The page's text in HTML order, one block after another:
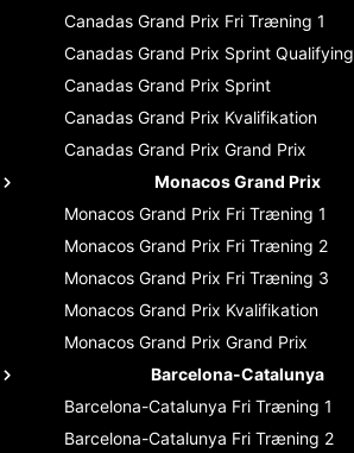
Canadas Grand Prix Fri Træning 1
Canadas Grand Prix Sprint Qualifying
Canadas Grand Prix Sprint
Canadas Grand Prix Kvalifikation
Canadas Grand Prix Grand Prix
Monacos Grand Prix
Monacos Grand Prix Fri Træning 1
Monacos Grand Prix Fri Træning 2
Monacos Grand Prix Fri Træning 3
Monacos Grand Prix Kvalifikation
Monacos Grand Prix Grand Prix
Barcelona-Catalunya
Barcelona-Catalunya Fri Træning 1
Barcelona-Catalunya Fri Træning 2